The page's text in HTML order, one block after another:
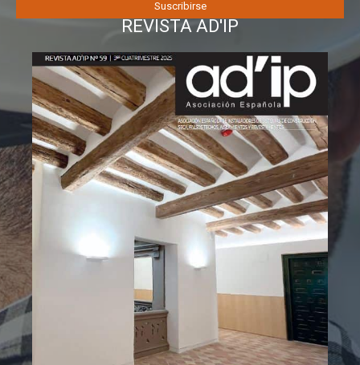
REVISTA AD'IP